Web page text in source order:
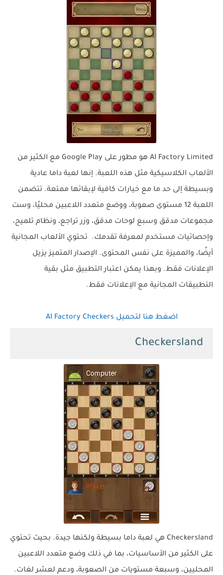
AI Factory Limited هو مطور على Google Play مع الكثير من
الألعاب الكلاسيكية مثل هذه اللعبة. إنها لعبة داما عادية
وبسيطة إلى حد ما مع خيارات كافية لإبقائها ممتعة. تتضمن
اللعبة 12 مستوى صعوبة، ووضع متعدد اللاعبين محليًا، وست
مجموعات مدقق وسبع لوحات مدقق، وزر تراجع، ونظام تلميح،
وإحصائيات مستخدم لمعرفة تقدمك. تحتوي الألعاب المجانية
أيضًا، والمميزة على نفس المحتوى. الإصدار المتميز يزيل
الإعلانات فقط. وبهذا يمكن اعتبار التطبيق مثل بقية
التطبيقات المجانية مع الإعلانات فقط.
اضغط هنا لتحميل AI Factory Checkers
Checkersland
Checkersland هي لعبة داما بسيطة ولكنها جيدة. بحيث تحتوي
على الكثير من الأساسيات، بما في ذلك وضع متعدد اللاعبين
المحليين، وسبعة مستويات من الصعوبة، ودعم لعشر لغات.